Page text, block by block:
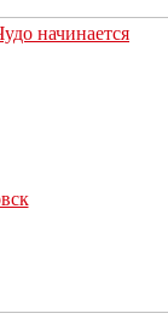
начинается